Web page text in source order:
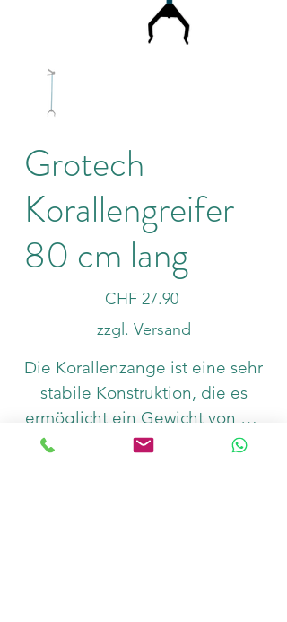
Grotech
Korallengreifer
80 cm lang
Preis
CHF 27.90
zzgl. Versand
Die Korallenzange ist eine sehr
stabile Konstruktion, die es
ermöglicht ein Gewicht von bis
zu 2 kg ohne Probleme zu
Anzahl